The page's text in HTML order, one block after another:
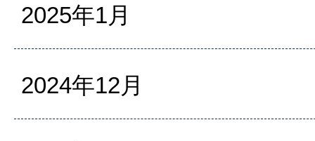
2025年1月
2024年12月